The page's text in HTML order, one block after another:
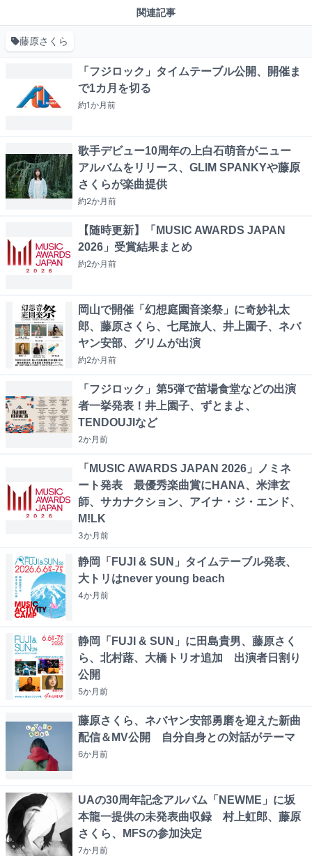
関連記事
藤原さくら
「フジロック」タイムテーブル公開、開催ま
で1カ月を切る
約1か月前
歌手デビュー10周年の上白石萌音がニュー
アルバムをリリース、GLIM SPANKYや藤原
さくらが楽曲提供
約2か月前
【随時更新】「MUSIC AWARDS JAPAN
2026」受賞結果まとめ
約2か月前
岡山で開催「幻想庭園音楽祭」に奇妙礼太
郎、藤原さくら、七尾旅人、井上園子、ネバ
ヤン安部、グリムが出演
約2か月前
「フジロック」第5弾で苗場食堂などの出演
者一挙発表！井上園子、ずとまよ、
TENDOUJIなど
2か月前
「MUSIC AWARDS JAPAN 2026」ノミネ
ート発表 最優秀楽曲賞にHANA、米津玄
師、サカナクション、アイナ・ジ・エンド、
M!LK
3か月前
静岡「FUJI & SUN」タイムテーブル発表、
大トリはnever young beach
4か月前
静岡「FUJI & SUN」に田島貴男、藤原さく
ら、北村蕗、大橋トリオ追加 出演者日割り
公開
5か月前
藤原さくら、ネバヤン安部勇磨を迎えた新曲
配信＆MV公開 自分自身との対話がテーマ
6か月前
UAの30周年記念アルバム「NEWME」に坂
本龍一提供の未発表曲収録 村上虹郎、藤原
さくら、MFSの参加決定
7か月前